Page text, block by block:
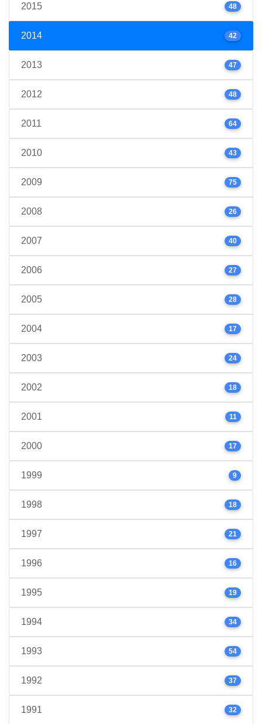
2015 48
2014 42
2013 47
2012 48
2011 64
2010 43
2009 75
2008 26
2007 40
2006 27
2005 28
2004 17
2003 24
2002 18
2001 11
2000 17
1999 9
1998 18
1997 21
1996 16
1995 19
1994 34
1993 54
1992 37
1991 32